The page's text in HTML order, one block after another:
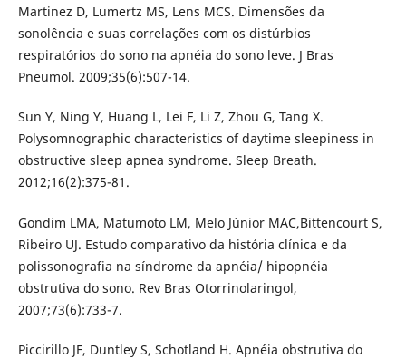
Martinez D, Lumertz MS, Lens MCS. Dimensões da
sonolência e suas correlações com os distúrbios
respiratórios do sono na apnéia do sono leve. J Bras
Pneumol. 2009;35(6):507-14.
Sun Y, Ning Y, Huang L, Lei F, Li Z, Zhou G, Tang X.
Polysomnographic characteristics of daytime sleepiness in
obstructive sleep apnea syndrome. Sleep Breath.
2012;16(2):375-81.
Gondim LMA, Matumoto LM, Melo Júnior MAC,Bittencourt S,
Ribeiro UJ. Estudo comparativo da história clínica e da
polissonografia na síndrome da apnéia/ hipopnéia
obstrutiva do sono. Rev Bras Otorrinolaringol,
2007;73(6):733-7.
Piccirillo JF, Duntley S, Schotland H. Apnéia obstrutiva do